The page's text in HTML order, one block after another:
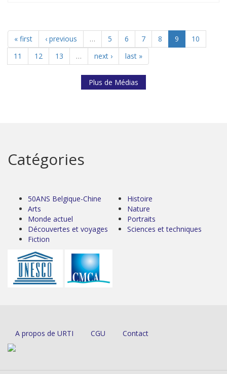
« first ‹ previous … 5 6 7 8 9
10
11
12 13 … next › last »
Plus de Médias
Catégories
50ANS Belgique-Chine
Arts
Monde actuel
Découvertes et voyages
Fiction
Histoire
Nature
Portraits
Sciences et techniques
A propos de URTI CGU Contact